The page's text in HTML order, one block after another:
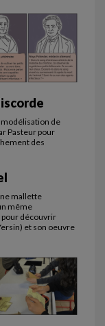
de
Pasteur pour
des
mallette
même
pour découvrir
et son oeuvre